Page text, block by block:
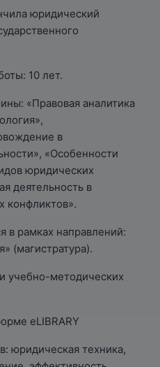
юридический
10 лет.
«Правовая аналитика
в
«Особенности
юридических
деятельность в
конфликтов».
в рамках направлений:
(магистратура).
учебно-методических
eLIBRARY
юридическая техника,